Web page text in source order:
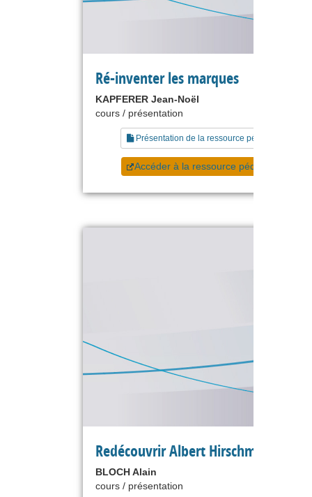
Ré-inventer les marques
KAPFERER Jean-Noël
cours / présentation
Présentation de la ressource pédagogique
Accéder à la ressource pédagogique
Redécouvrir Albert Hirschman
BLOCH Alain
cours / présentation